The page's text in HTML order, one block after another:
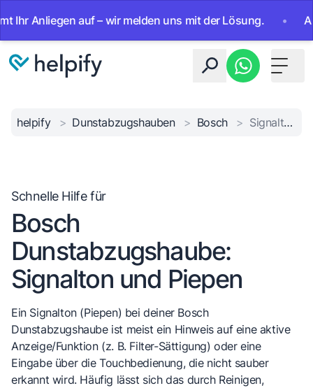
auf – wir melden uns mit der Lösung. • Ab
Toggle
helpify > Dunstabzugshauben > Bosch > Signalton bei Haube
Schnelle Hilfe für
Bosch
Dunstabzugshaube:
Signalton und Piepen
Ein Signalton (Piepen) bei deiner Bosch
Dunstabzugshaube ist meist ein Hinweis auf eine aktive
Anzeige/Funktion(z. B. Filter-Sättigung) oder eine
Eingabe über die Touchbedienung, die nicht sauber
erkannt wird. Häufig lässt sich das durch Reinigen,